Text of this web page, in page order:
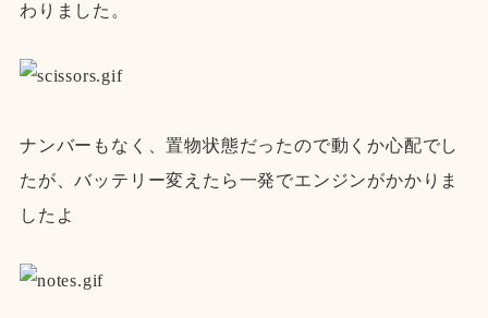
わりました。
ナンバーもなく、置物状態だったので動くか心配でし
たが、バッテリー変えたら一発でエンジンがかかりま
したよ